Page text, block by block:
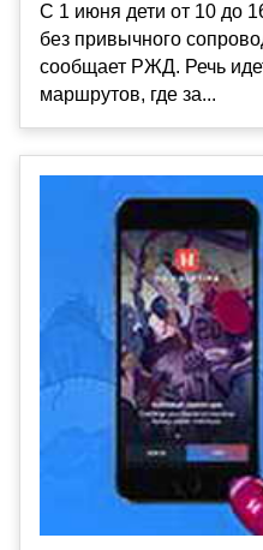
С 1 июня дети от 10 до
без привычного
сообщает РЖД. Речь
маршрутов, где за...